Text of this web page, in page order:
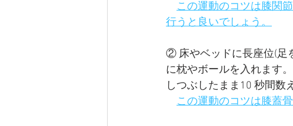
この運動のコツは膝関
行うと良いでしょう。
② 床やベッドに長座位(足
に枕やボールを入れます
しつぶしたまま10 秒間数
この運動のコツは膝蓋